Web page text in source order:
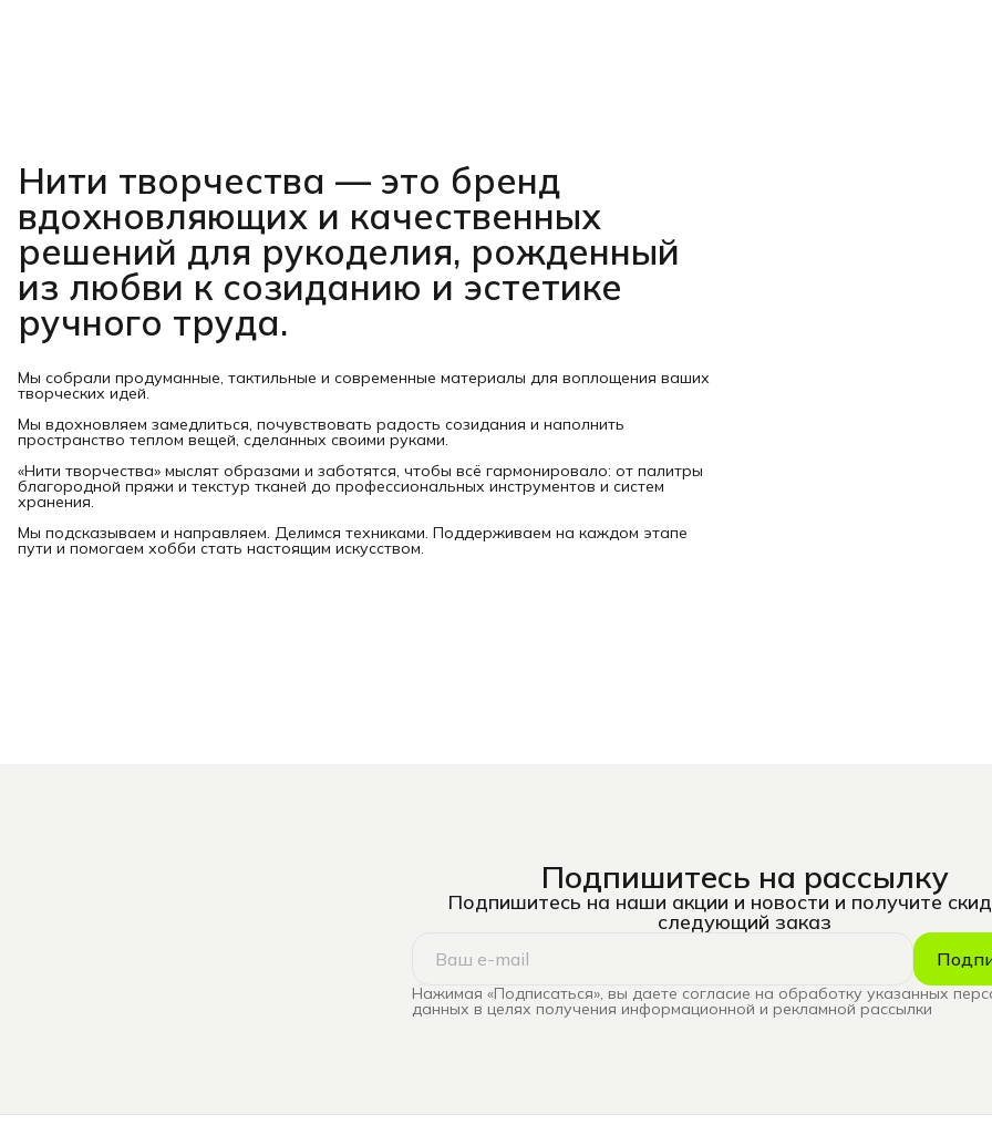
Нити творчества — это бренд
вдохновляющих и качественных
решений для рукоделия, рожденный
из любви к созиданию и эстетике
ручного труда.
Мы собрали продуманные, тактильные и современные материалы для воплощения ваших
творческих идей.
Мы вдохновляем замедлиться, почувствовать радость созидания и наполнить
пространство теплом вещей, сделанных своими руками.
«Нити творчества» мыслят образами и заботятся, чтобы всё гармонировало: от палитры
благородной пряжи и текстур тканей до профессиональных инструментов и систем
хранения.
Мы подсказываем и направляем. Делимся техниками. Поддерживаем на каждом этапе
пути и помогаем хобби стать настоящим искусством.
Подпишитесь на рассылку
Подпишитесь на наши акции и новости и получите
следующий заказ
Нажимая «Подписаться», вы даете согласие на обработку указанных
данных в целях получения информационной и рекламной рассылки